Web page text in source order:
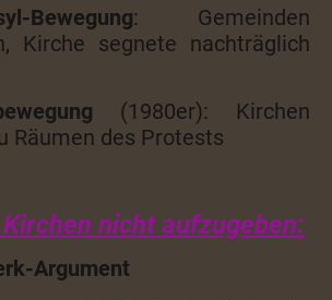
Bewegung: Gemeinden
Kirche segnete nachträglich
(1980er): Kirchen
Räumen des Protests
nicht aufzugeben:
Argument